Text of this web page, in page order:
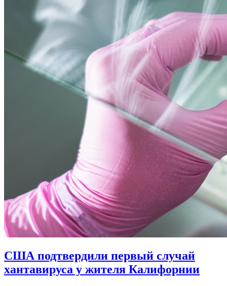
США подтвердили первый случай
хантавируса у жителя Калифорнии